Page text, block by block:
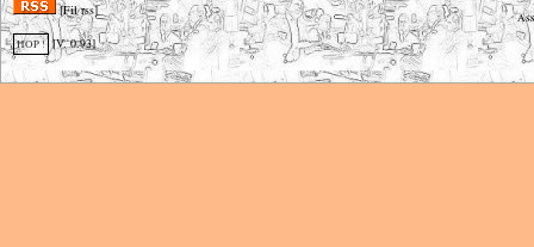
[Fil rss]
HOP ! [V. 0.93]